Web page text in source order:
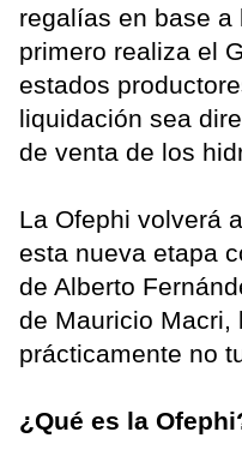
regalías en base a
primero realiza el
estados
liquidación sea
de venta de los
La Ofephi volverá
esta nueva etapa
de Alberto
de Mauricio Macri,
prácticamente no
¿Qué es la